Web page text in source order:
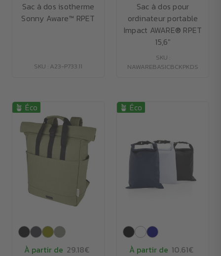
Sac à dos isotherme
Sonny Aware™ RPET
SKU : A23-P733.11
Sac à dos pour
ordinateur portable
Impact AWARE® RPET
15,6"
SKU :
NAWAREBASICBCKPKDS
🪴 Éco
À partir de 29.18€
🪴 Éco
À partir de 10.61€